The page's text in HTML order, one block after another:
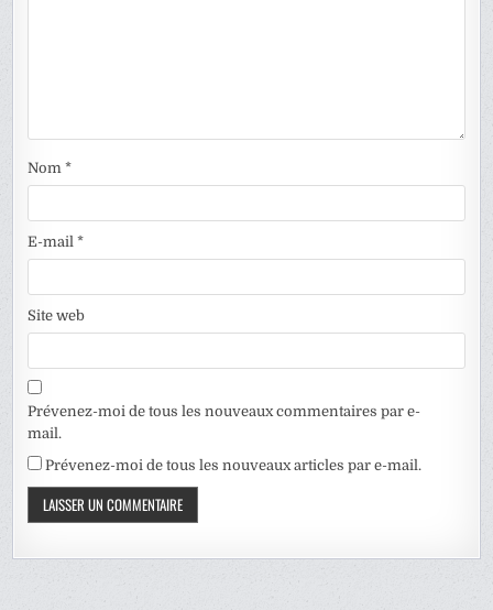
Nom*
E-mail*
Site web
Prévenez-moi de tous les nouveaux commentaires par e-
mail.
Prévenez-moi de tous les nouveaux articles par e-mail.